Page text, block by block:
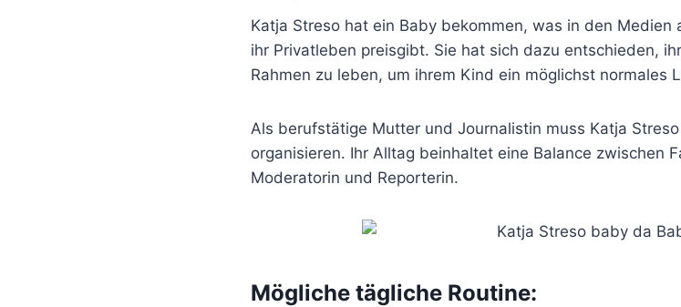
Katja Streso hat ein Baby bekommen, was in den
ihr Privatleben preisgibt. Sie hat sich dazu entschieden,
Rahmen zu leben, um ihrem Kind ein möglichst normales
Als berufstätige Mutter und Journalistin muss Katja
organisieren. Ihr Alltag beinhaltet eine Balance zwischen
Moderatorin und Reporterin.
Mögliche tägliche Routine: